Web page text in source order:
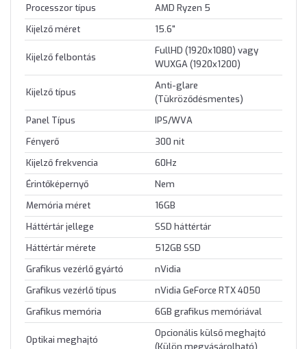
Processzor típus
AMD Ryzen 5
Kijelző méret
15.6"
Kijelző felbontás
FullHD (1920x1080) vagy
WUXGA (1920x1200)
Kijelző típus
Anti-glare
(Tükröződésmentes)
Panel Típus
IPS/WVA
Fényerő
300 nit
Kijelző frekvencia
60Hz
Érintőképernyő
Nem
Memória méret
16GB
Háttértár jellege
SSD háttértár
Háttértár mérete
512GB SSD
Grafikus vezérlő gyártó
nVidia
Grafikus vezérlő típus
nVidia GeForce RTX 4050
Grafikus memória
6GB grafikus memóriával
Optikai meghajtó
Opcionális külső meghajtó